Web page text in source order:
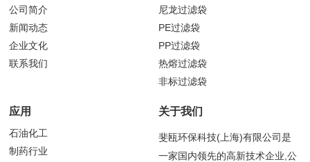
公司简介
新闻动态
企业文化
联系我们
尼龙过滤袋
PE过滤袋
PP过滤袋
热熔过滤袋
非标过滤袋
应用
石油化工
制药行业
关于我们
斐瓯环保科技(上海)有限公司是
一家国内领先的高新技术企业,公